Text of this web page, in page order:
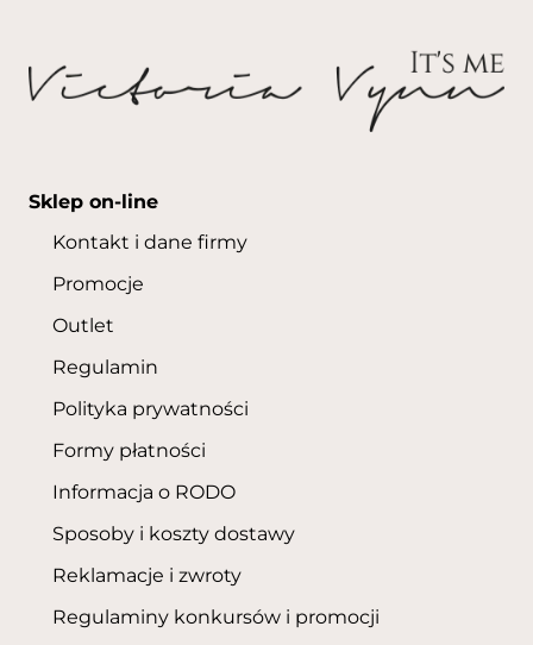
Sklep on-line
Kontakt i dane firmy
Promocje
Outlet
Regulamin
Polityka prywatności
Formy płatności
Informacja o RODO
Sposoby i koszty dostawy
Reklamacje i zwroty
Regulaminy konkursów i promocji